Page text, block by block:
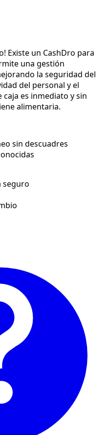
Existe un CashDro para
una gestión
la seguridad del
del personal y el
caja es inmediato y sin
alimentaria.
sin descuadres
seguro